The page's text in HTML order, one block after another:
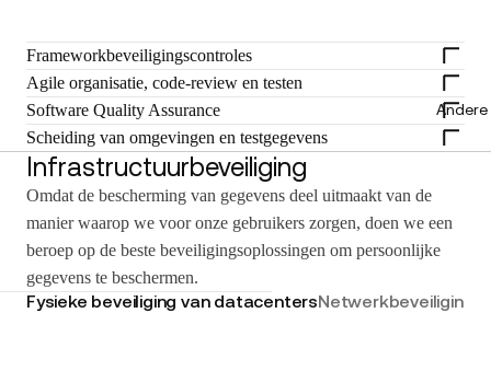
Frameworkbeveiligingscontroles
Agile organisatie, code-review en testen
Software Quality Assurance
Scheiding van omgevingen en testgegevens
Infrastructuurbeveiliging
Omdat de bescherming van gegevens deel uitmaakt van de
manier waarop we voor onze gebruikers zorgen, doen we een
beroep op de beste beveiligingsoplossingen om persoonlijke
gegevens te beschermen.
Fysieke beveiliging van datacentersNetwerkbeveiliging